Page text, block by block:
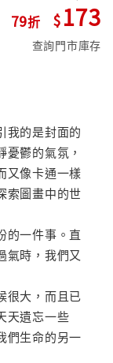
79 173
查詢門市庫存
我的是封面的
鬱的氣氛，
又像卡通一樣
索圖畫中的世
的一件事。直
氣時，我們又
很大，而且已
天遺忘一些
們生命的另一